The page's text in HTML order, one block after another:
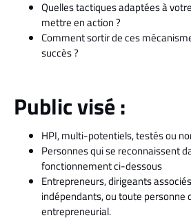
Quelles tactiques adaptées à
mettre en action ?
Comment sortir de ces
succès ?
Public visé :
HPI, multi-potentiels, testés ou
Personnes qui se reconnaissent
fonctionnement ci-dessous
Entrepreneurs, dirigeants
indépendants, ou toute personne
entrepreneurial.